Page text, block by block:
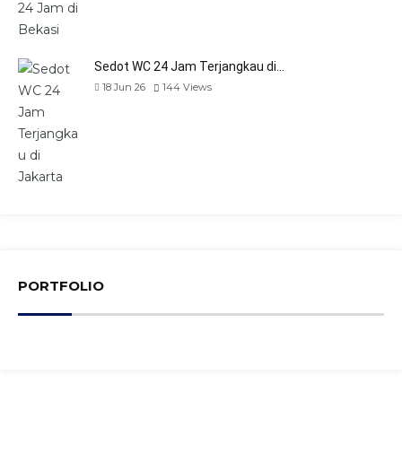
Sedot WC 24 Jam Terjangkau di…
18 Jun 26 144 Views
PORTFOLIO